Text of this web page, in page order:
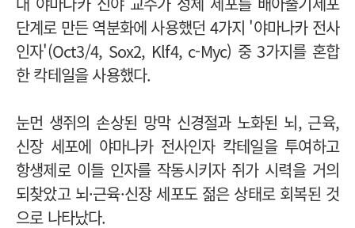
단계로 만든 역분화에 사용했던 4가지 '야마나카 전사
인자'(Oct3/4, Sox2, Klf4, c-Myc) 중 3가지를 혼합
한 칵테일을 사용했다.
눈먼 생쥐의 손상된 망막 신경절과 노화된 뇌, 근육,
신장 세포에 야마나카 전사인자 칵테일을 투여하고
항생제로 이들 인자를 작동시키자 쥐가 시력을 거의
되찾았고 뇌·근육·신장 세포도 젊은 상태로 회복된 것
으로 나타났다.